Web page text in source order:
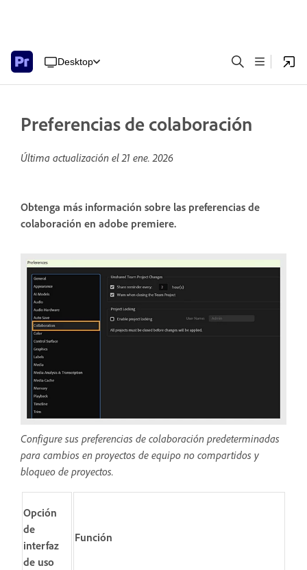
Desktop
Preferencias de colaboración
Última actualización el21 ene. 2026
Obtenga más información sobre las preferencias de
colaboración en adobe premiere.
Configure sus preferencias de colaboración predeterminadas
para cambios en proyectos de equipo no compartidos y
bloqueo de proyectos.
Opción
de
interfaz
de uso
Función